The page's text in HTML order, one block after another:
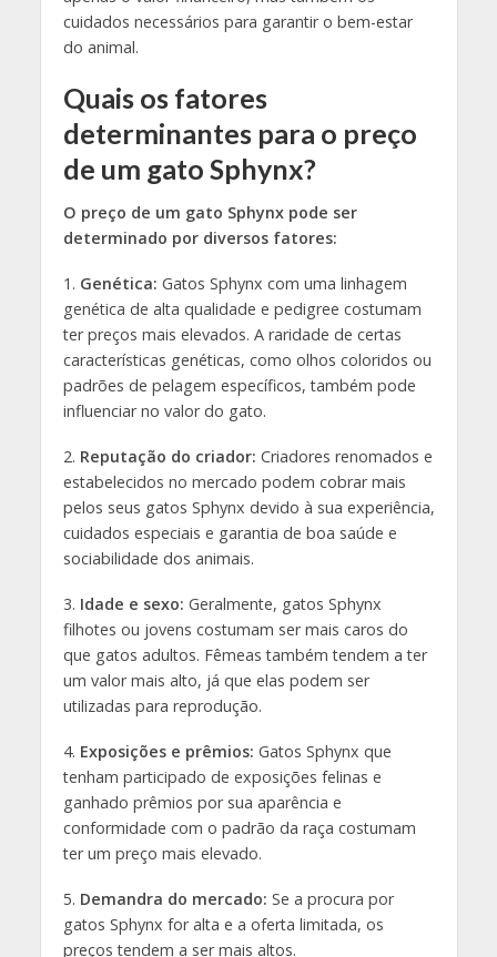
cuidados necessários para garantir o bem-estar
do animal.
Quais os fatores
determinantes para o preço
de um gato Sphynx?
O preço de um gato Sphynx pode ser
determinado por diversos fatores:
1. Genética: Gatos Sphynx com uma linhagem
genética de alta qualidade e pedigree costumam
ter preços mais elevados. A raridade de certas
características genéticas, como olhos coloridos ou
padrões de pelagem específicos, também pode
influenciar no valor do gato.
2. Reputação do criador: Criadores renomados e
estabelecidos no mercado podem cobrar mais
pelos seus gatos Sphynx devido à sua experiência,
cuidados especiais e garantia de boa saúde e
sociabilidade dos animais.
3. Idade e sexo: Geralmente, gatos Sphynx
filhotes ou jovens costumam ser mais caros do
que gatos adultos. Fêmeas também tendem a ter
um valor mais alto, já que elas podem ser
utilizadas para reprodução.
4. Exposições e prêmios: Gatos Sphynx que
tenham participado de exposições felinas e
ganhado prêmios por sua aparência e
conformidade com o padrão da raça costumam
ter um preço mais elevado.
5. Demandra do mercado: Se a procura por
gatos Sphynx for alta e a oferta limitada, os
preços tendem a ser mais altos.